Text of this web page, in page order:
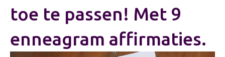
toe te passen! Met 9
enneagram affirmaties.